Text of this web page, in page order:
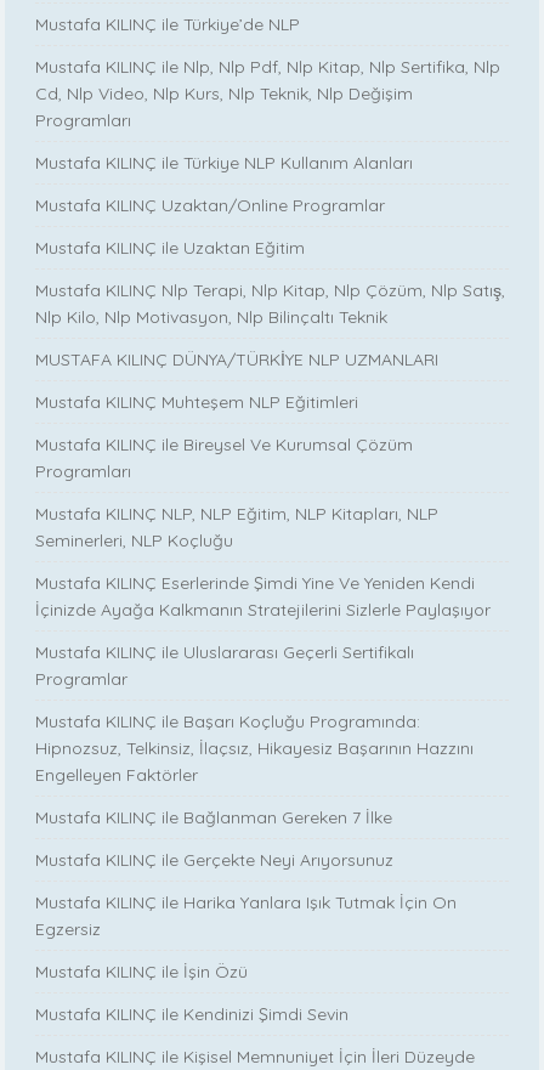
Mustafa KILINÇ ile Türkiye’de NLP
Mustafa KILINÇ ile Nlp, Nlp Pdf, Nlp Kitap, Nlp Sertifika, Nlp
Cd, Nlp Video, Nlp Kurs, Nlp Teknik, Nlp Değişim
Programları
Mustafa KILINÇ ile Türkiye NLP Kullanım Alanları
Mustafa KILINÇ Uzaktan/Online Programlar
Mustafa KILINÇ ile Uzaktan Eğitim
Mustafa KILINÇ Nlp Terapi, Nlp Kitap, Nlp Çözüm, Nlp Satış,
Nlp Kilo, Nlp Motivasyon, Nlp Bilinçaltı Teknik
MUSTAFA KILINÇ DÜNYA/TÜRKİYE NLP UZMANLARI
Mustafa KILINÇ Muhteşem NLP Eğitimleri
Mustafa KILINÇ ile Bireysel Ve Kurumsal Çözüm
Programları
Mustafa KILINÇ NLP, NLP Eğitim, NLP Kitapları, NLP
Seminerleri, NLP Koçluğu
Mustafa KILINÇ Eserlerinde Şimdi Yine Ve Yeniden Kendi
İçinizde Ayağa Kalkmanın Stratejilerini Sizlerle Paylaşıyor
Mustafa KILINÇ ile Uluslararası Geçerli Sertifikalı
Programlar
Mustafa KILINÇ ile Başarı Koçluğu Programında:
Hipnozsuz, Telkinsiz, İlaçsız, Hikayesiz Başarının Hazzını
Engelleyen Faktörler
Mustafa KILINÇ ile Bağlanman Gereken 7 İlke
Mustafa KILINÇ ile Gerçekte Neyi Arıyorsunuz
Mustafa KILINÇ ile Harika Yanlara Işık Tutmak İçin On
Egzersiz
Mustafa KILINÇ ile İşin Özü
Mustafa KILINÇ ile Kendinizi Şimdi Sevin
Mustafa KILINÇ ile Kişisel Memnuniyet İçin İleri Düzeyde